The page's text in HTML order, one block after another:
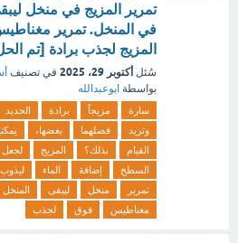
تمرير المزيج في منخل
في المنخل. تمرير
المزيج لجذب برادة [تم
سُئل أكتوبر 29، 2025 في تصنيف
بواسطة ابوعبدالله
سارة مزيجاً برادة الحديد
وتريد
فصلهما بعضها،
القيام
بذلك؟ المزيج لجعل
السطح
إضافة الماء ليذوب
تمرير
منخل ليبقى
المنخل
مغناطيس
فوق لجذب